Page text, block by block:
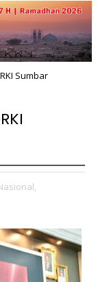
Sumbar